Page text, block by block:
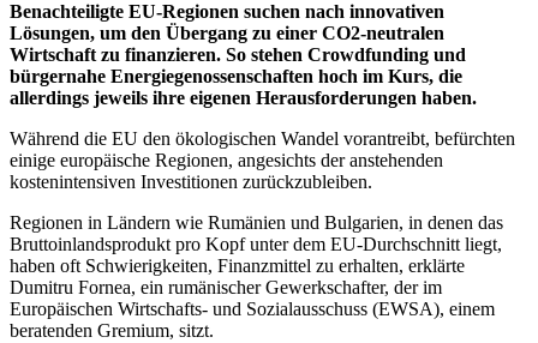
Benachteiligte EU-Regionen suchen nach innovativen
Lösungen, um den Übergang zu einer CO2-neutralen
Wirtschaft zu finanzieren. So stehen Crowdfunding und
bürgernahe Energiegenossenschaften hoch im Kurs, die
allerdings jeweils ihre eigenen Herausforderungen haben.
Während die EU den ökologischen Wandel vorantreibt, befürchten
einige europäische Regionen, angesichts der anstehenden
kostenintensiven Investitionen zurückzubleiben.
Regionen in Ländern wie Rumänien und Bulgarien, in denen das
Bruttoinlandsprodukt pro Kopf unter dem EU-Durchschnitt liegt,
haben oft Schwierigkeiten, Finanzmittel zu erhalten, erklärte
Dumitru Fornea, ein rumänischer Gewerkschafter, der im
Europäischen Wirtschafts- und Sozialausschuss (EWSA), einem
beratenden Gremium, sitzt.